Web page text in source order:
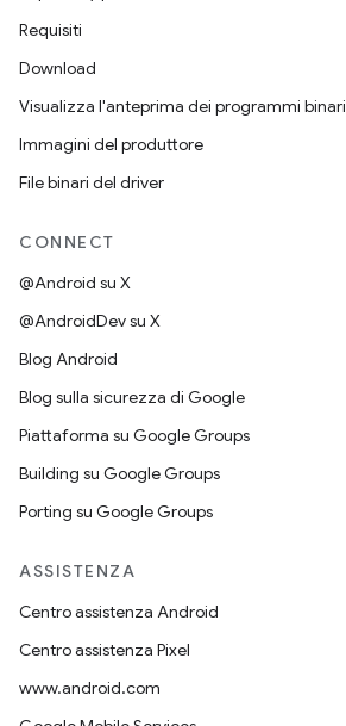
Requisiti
Download
Visualizza l'anteprima dei programmi binari
Immagini del produttore
File binari del driver
CONNECT
@Android su X
@AndroidDev su X
Blog Android
Blog sulla sicurezza di Google
Piattaforma su Google Groups
Building su Google Groups
Porting su Google Groups
ASSISTENZA
Centro assistenza Android
Centro assistenza Pixel
www.android.com